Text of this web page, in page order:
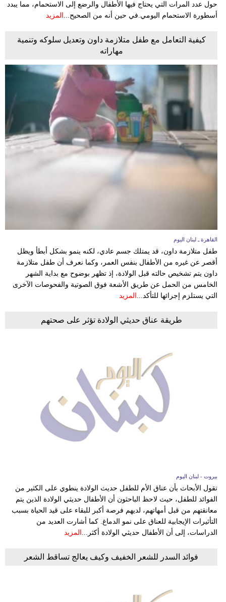
مرأة
إسلامية
علوم
مدوَّنات
أبراج
حول عدد المرات التي يحتاج فيها الأطفال والرضع إلى الاستحمام، مما يبدد
أسطورة الاستحمام اليومي.في حين أنه من الصحيح... المزيد
كيفية التعامل مع طفل متلازمة داون وتعديل سلوكه وتنمية
مهاراته
القاهرة ـ لبنان اليوم
طفل متلازمة داون، قد يمتلك جسم عادي، لكنه ينمو بشكل أبطأ ويظل
أقصر عن غيره من الأطفال بنفس العمر، وكما نعرف أن طفل متلازمة
داون يتم تشخيص حالته قبل الولادة، إذ تظهر بوضوح مع بداية الشهر
الخامس من الحمل عن طريق الأشعة فوق الصوتية والفحوصات الآخرى
التي يستلزم إجرائها للتأكد...
المزيد
طريقة عناق حديثي الولادة تؤثر على صحتهم
بيروت - لبنان اليوم
تقول الأبحاث بأن عناق الأم للطفل حديث الولادة ينطوي على الكثير من
الفوائد للطفل، حيث لاحظ الباحثون أن الأطفال حديثي الولادة الذين يتم
معانقتهم من قبل أمهاتهم، لديهم فرصة أكبر للبقاء على قيد الحياة بسبب
التأثيرات الإيجابية للعناق على نمو الدماغ. كما أشارت العديد من
الدراسات، إلى أن الأطفال حديثي الولادة أكثر... المزيد
فوائد السدر للشعر الخفيف وكيف يعالج تساقط الشعر